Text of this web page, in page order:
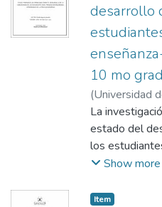
desarrollo
10 mo
(Universidad
Rodríguez”,
Económicas y
de
Vasallo, Giddel
La
estado del
los
asignatura de
de problemas
Show more
Item